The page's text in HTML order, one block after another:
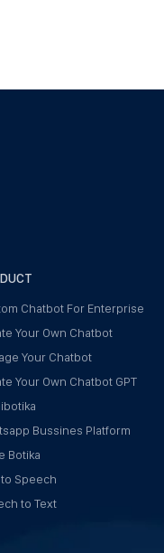
Chatbot For Enterprise
Your Own Chatbot
Your Chatbot
Your Own Chatbot GPT
Bussines Platform
Botika
Speech
to Text